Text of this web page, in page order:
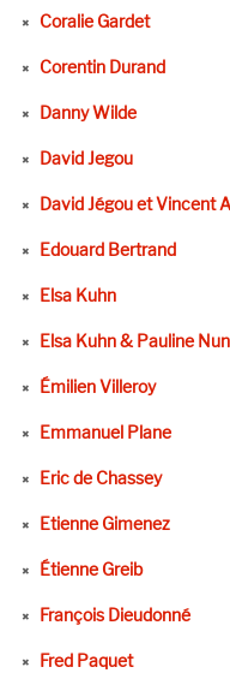
Coralie Gardet
Corentin Durand
Danny Wilde
David Jegou
David Jégou et Vincent
Edouard Bertrand
Elsa Kuhn
Elsa Kuhn & Pauline
Émilien Villeroy
Emmanuel Plane
Eric de Chassey
Etienne Gimenez
Étienne Greib
François Dieudonné
Fred Paquet